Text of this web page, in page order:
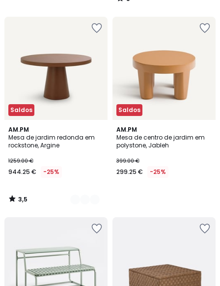
/
Saldos
AM.PM
Mesa de jardim redonda em
rockstone, Argine
1259.00 €
944.25 € -25%
3,5
/ 5
3
Cores
3,5
/
Saldos
AM.PM
Mesa de centro de jardim em
polystone, Jableh
399.00 €
299.25 € -25%